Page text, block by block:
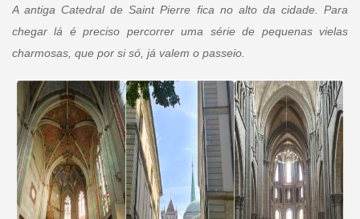
A antiga Catedral de Saint Pierre fica no alto da cidade. Para
chegar lá é preciso percorrer uma série de pequenas vielas
charmosas, que por si só, já valem o passeio.